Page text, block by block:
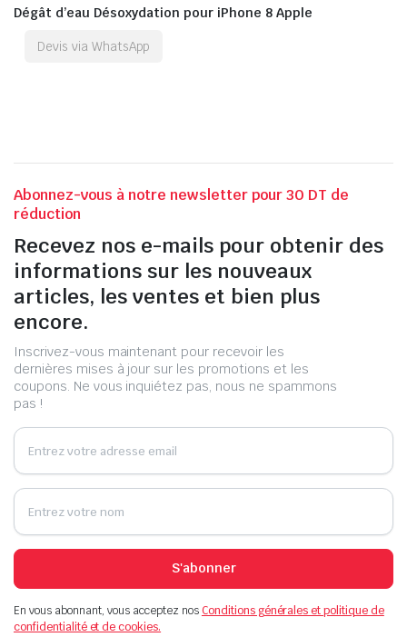
Dégât d’eau Désoxydation pour iPhone 8 Apple
Devis via WhatsApp
Abonnez-vous à notre newsletter pour 30 DT de
réduction
Recevez nos e-mails pour obtenir des
informations sur les nouveaux
articles, les ventes et bien plus
encore.
Inscrivez-vous maintenant pour recevoir les
dernières mises à jour sur les promotions et les
coupons. Ne vous inquiétez pas, nous ne spammons
pas !
S'abonner
En vous abonnant, vous acceptez nosConditions générales et politique de
confidentialité et de cookies.